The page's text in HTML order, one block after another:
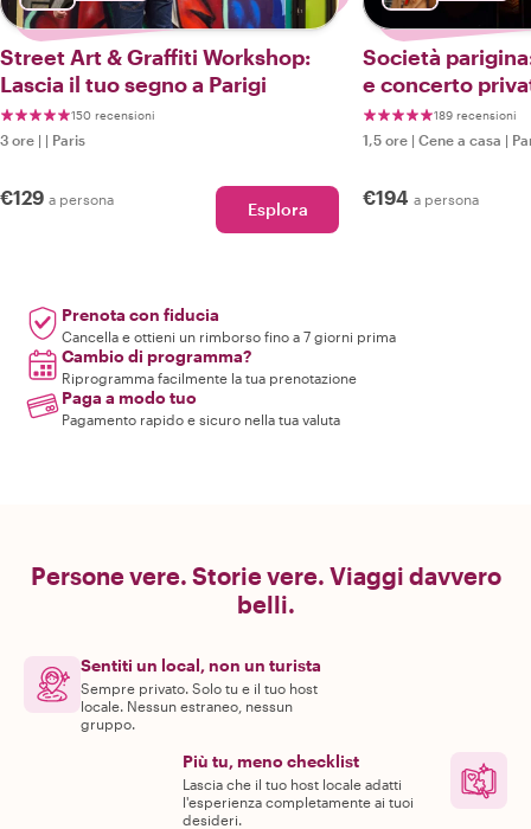
Street Art & Graffiti Workshop:
Lascia il tuo segno a Parigi
150 recensioni
3 ore | | Paris
€129 a persona Esplora
Società
e concerto
189 recensioni
1,5 ore | Cene a casa |
€194 a persona
Prenota con fiducia
Cancella e ottieni un rimborso fino a 7 giorni prima
Cambio di programma?
Riprogramma facilmente la tua prenotazione
Paga a modo tuo
Pagamento rapido e sicuro nella tua valuta
Persone vere. Storie vere. Viaggi davvero
belli.
Sentiti un local, non un turista
Sempre privato. Solo tu e il tuo host
locale. Nessun estraneo, nessun
gruppo.
Più tu, meno checklist
Lascia che il tuo host locale adatti
l'esperienza completamente ai tuoi
desideri.